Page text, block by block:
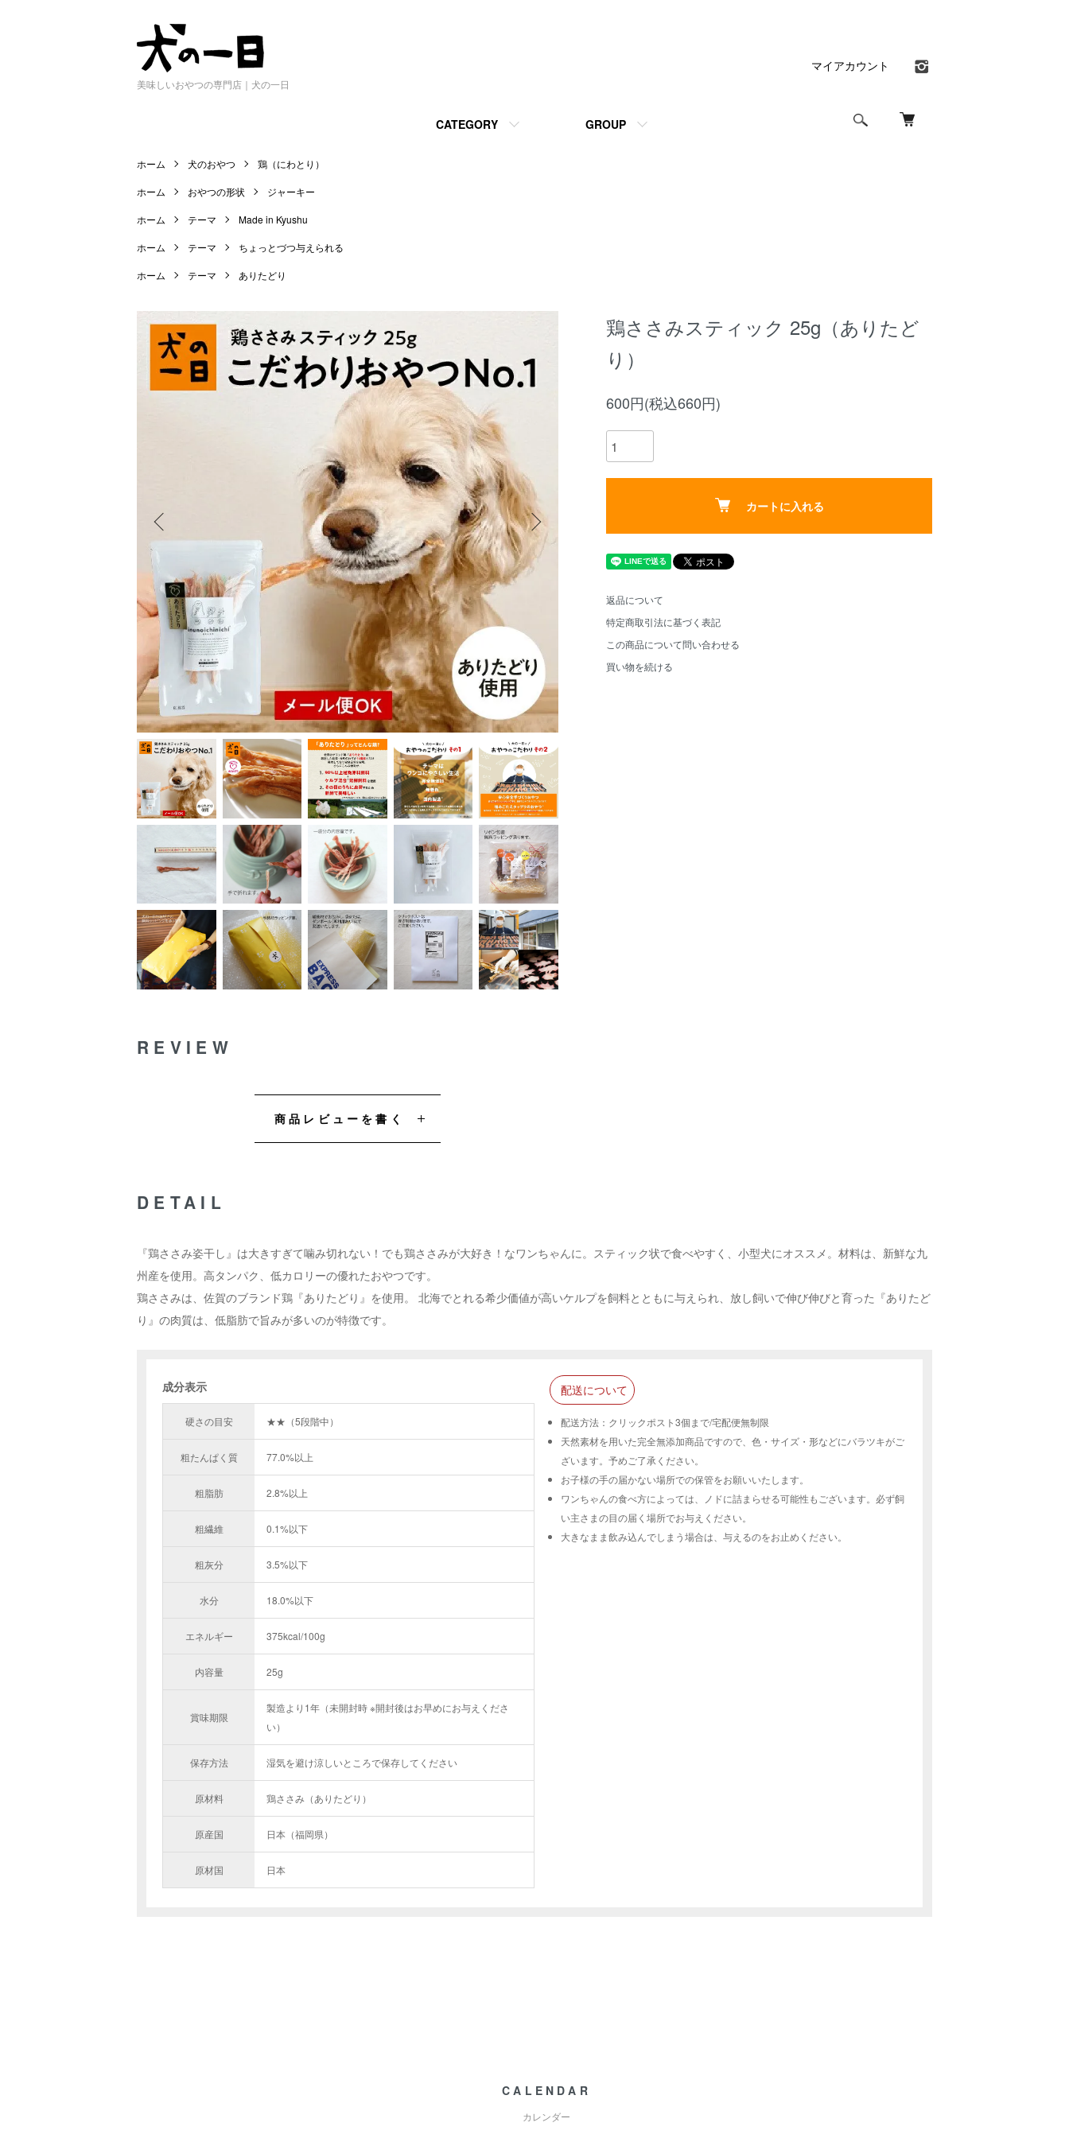
美味しいおやつの専門店｜犬の一日
CATEGORY GROUP
マイアカウント
ホーム 犬のおやつ 鶏（にわとり）
ホーム おやつの形状 ジャーキー
ホーム テーマ Made in Kyushu
ホーム テーマ ちょっとづつ与えられる
ホーム テーマ ありたどり
鶏ささみスティック 25g（ありたど
り）
600円(税込660円)
カートに入れる
返品について
特定商取引法に基づく表記
この商品について問い合わせる
買い物を続ける
DETAIL
『鶏ささみ姿干し』は大きすぎて噛み切れない！でも鶏ささみが大好き！なワンちゃんに。スティック状で食べやすく、小型犬にオススメ。材料は、新鮮な九
州産を使用。高タンパク、低カロリーの優れたおやつです。
鶏ささみは、佐賀のブランド鶏『ありたどり』を使用。 北海でとれる希少価値が高いケルプを飼料とともに与えられ、放し飼いで伸び伸びと育った『ありたど
り』の肉質は、低脂肪で旨みが多いのが特徴です。
成分表示
硬さの目安 ★★
粗たんぱく質 77.0%以上
粗脂肪 2.8%以上
粗繊維 0.1%以下
粗灰分 3.5%以下
水分 18.0%以下
エネルギー 375kcal/100g
内容量 25g
賞味期限
製造より1年（未開封時 ※開封後はお早めにお与えくださ
い）
保存方法 湿気を避け涼しいところで保存してください
原材料 鶏ささみ（ありたどり）
原産国 日本（福岡県）
原材国 日本
配送について
配送方法：クリックポスト3個まで/宅配便無制限
天然素材を用いた完全無添加商品ですので、色・サイズ・形などにバラツキがご
ざいます。予めご了承ください。
お子様の手の届かない場所での保管をお願いいたします。
ワンちゃんの食べ方によっては、ノドに詰まらせる可能性もございます。必ず飼
い主さまの目の届く場所でお与えください。
大きなまま飲み込んでしまう場合は、与えるのをお止めください。
REVIEW
商品レビューを書く
CALENDAR
カレンダー